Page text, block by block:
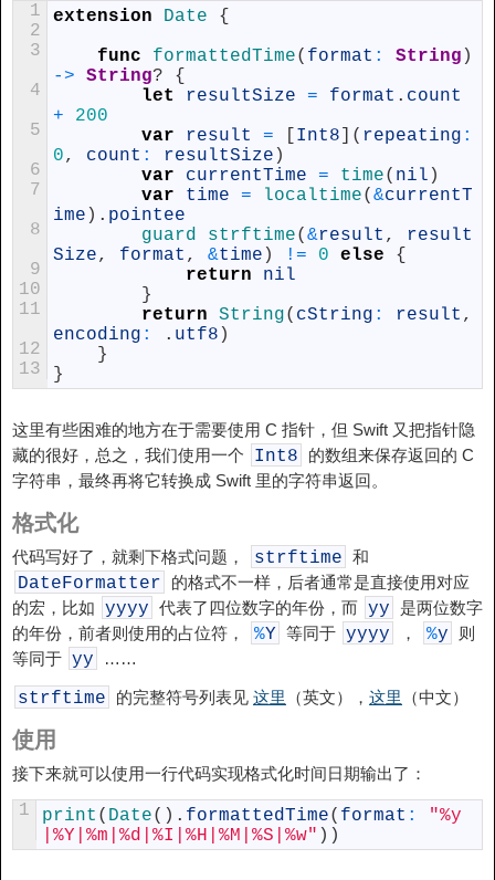
1
2
3
4
5
6
7
8
9
10
11
12
13
extension Date
{
func
formattedTime( format : String )
->
String?
{
let
resultSize = format . count
+
200
var
result = Int8 ( repeating :
0, count : resultSize )
var
currentTime = time( nil )
var
time = localtime( &currentT
ime ) . pointee
guard strftime( &result ,
result
Size, format , &time ) != 0 else
{
return
nil
}
return
String( cString : result ,
encoding : . utf8 )
}
}
这里有些困难的地方在于需要使用 C 指针，但 Swift 又把指针隐
藏的很好，总之，我们使用一个
Int8
的数组来保存返回的 C
字符串，最终再将它转换成 Swift 里的字符串返回。
格式化
代码写好了，就剩下格式问题， strftime 和
DateFormatter
的格式不一样，后者通常是直接使用对应
的宏，比如 yyyy 代表了四位数字的年份，而 yy
是两位数字
的年份，前者则使用的占位符，
%Y 等同于 yyyy ， %y
则
等同于 yy ……
strftime 的完整符号列表见 这里 （英文）， 这里 （中文）
使用
接下来就可以使用一行代码实现格式化时间日期输出了：
1 print ( Date( ) . formattedTime( format :
"%y
|%Y|%m|%d|%I|%H|%M|%S|%w" ) )